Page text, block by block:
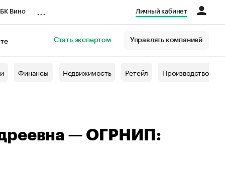
Вино Личный кабинет
Стать экспертом Управлять компанией
Финансы Недвижимость Ретейл Производство
— ОГРНИП: